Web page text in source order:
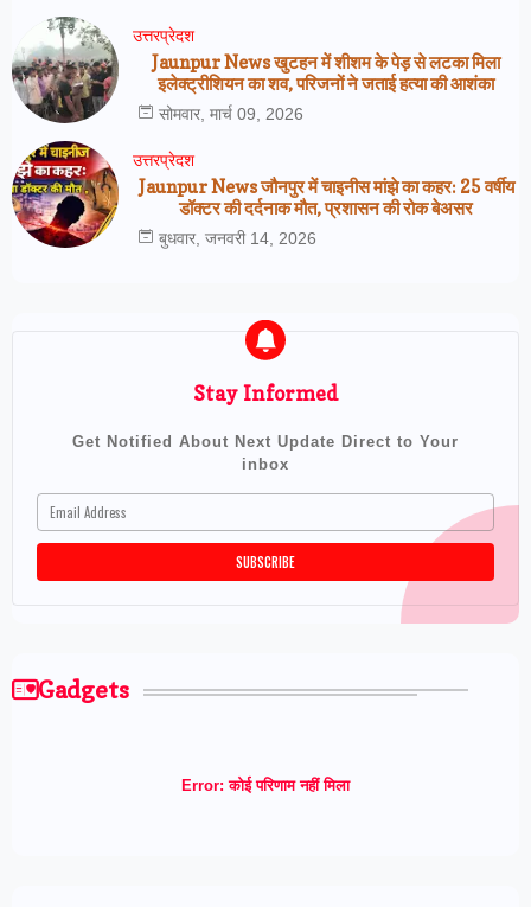
उत्तरप्रेदश
Jaunpur News खुटहन में शीशम के पेड़ से लटका मिला
इलेक्ट्रीशियन का शव, परिजनों ने जताई हत्या की आशंका
सोमवार, मार्च 09, 2026
उत्तरप्रेदश
Jaunpur News जौनपुर में चाइनीस मांझे का कहर: 25 वर्षीय
डॉक्टर की दर्दनाक मौत, प्रशासन की रोक बेअसर
बुधवार, जनवरी 14, 2026
Stay Informed
Get Notified About Next Update Direct to Your
inbox
Gadgets
Error: कोई परिणाम नहीं मिला